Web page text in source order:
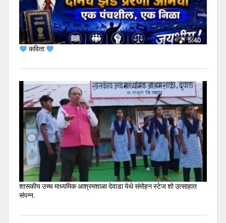
कविता
शासकीय उच्च माध्यमिक आश्रमशाळा देवाडा येथे संमोहन स्टेज शो उत्साहात
संपन्न.